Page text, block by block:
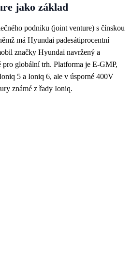
jako základ
podniku (joint venture) s čínskou
má Hyundai padesátiprocentní
značky Hyundai navržený a
globální trh. Platforma je E-GMP,
5 a Ioniq 6, ale v úsporné 400V
známé z řady Ioniq.